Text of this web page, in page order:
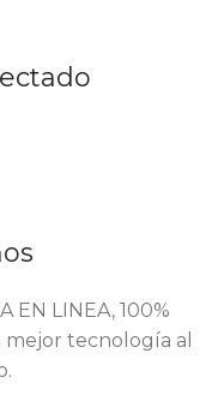
EN LINEA, 100%
tecnología al